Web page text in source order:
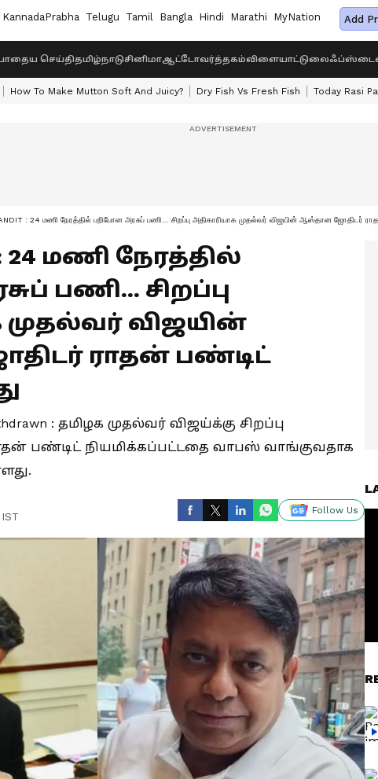
KannadaPrabha Telugu Tamil Bangla Hindi Marathi MyNation Add
செய்திதமிழ்நாடுசினிமாஆட்டோவர்த்தகம்விளையாட்டு
How To Make Mutton Soft And Juicy? Dry Fish Vs Fresh Fish Today Rasi
: 24 மணி நேரத்தில் பறிபோன அரசுப் பணி... சிறப்பு அதிகாரியாக முதல்வர் விஜயின் ஆஸ்தான ஜோதிடர்
: 24 மணி நேரத்தில்
பணி... சிறப்பு
முதல்வர் விஜயின்
ராதன் பண்டிட்
: தமிழக முதல்வர் விஜய்க்கு சிறப்பு
பண்டிட் நியமிக்கப்பட்டதை வாபஸ் வாங்குவதாக
IST
Follow Us